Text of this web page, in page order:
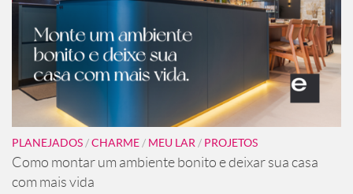
PLANEJADOS/CHARME/ MEU LAR/ PROJETOS
Como montar um ambiente bonito e deixar sua casa
com mais vida